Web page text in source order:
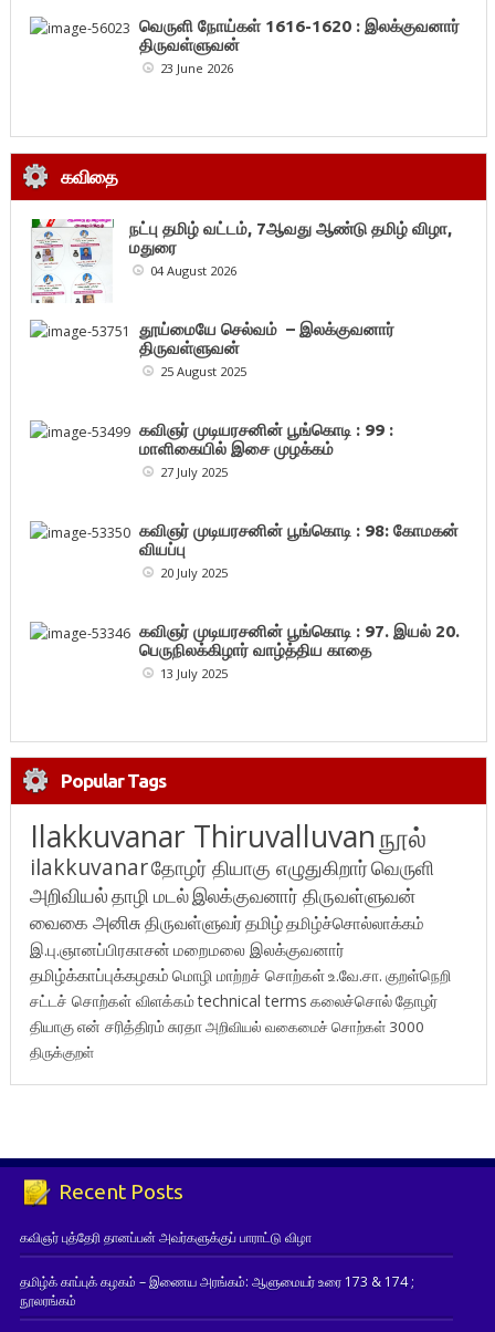
வெருளி நோய்கள் 1616-1620 : இலக்குவனார்
திருவள்ளுவன்
23 June 2026
கவிதை
நட்பு தமிழ் வட்டம், 7ஆவது ஆண்டு தமிழ் விழா,
மதுரை
04 August 2026
தூய்மையே செல்வம் – இலக்குவனார்
திருவள்ளுவன்
25 August 2025
கவிஞர் முடியரசனின் பூங்கொடி : 99 :
மாளிகையில் இசை முழக்கம்
27 July 2025
கவிஞர் முடியரசனின் பூங்கொடி : 98: கோமகன்
வியப்பு
20 July 2025
கவிஞர் முடியரசனின் பூங்கொடி : 97. இயல் 20.
பெருநிலக்கிழார் வாழ்த்திய காதை
13 July 2025
Popular Tags
Ilakkuvanar Thiruvalluvanநூல்
ilakkuvanarதோழர் தியாகு எழுதுகிறார்வெருளி
அறிவியல்தாழி மடல்இலக்குவனார் திருவள்ளுவன்
வைகை அனிசுதிருவள்ளுவர்தமிழ்தமிழ்ச்சொல்லாக்கம்
இ.பு.ஞானப்பிரகாசன் மறைமலை இலக்குவனார்
தமிழ்க்காப்புக்கழகம் மொழி மாற்றச் சொற்கள்உ.வே.சா. குறள்நெறி
சட்டச் சொற்கள் விளக்கம்technical terms கலைச்சொல்தோழர்
தியாகுஎன் சரித்திரம்சுரதாஅறிவியல் வகைமைச் சொற்கள் 3000
திருக்குறள்
Recent Posts
கவிஞர் புத்தேரி தானப்பன் அவர்களுக்குப் பாராட்டு விழா
தமிழ்க் காப்புக் கழகம் – இணைய அரங்கம்: ஆளுமையர் உரை 173 & 174 ;
நூலரங்கம்